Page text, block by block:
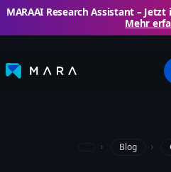
MARAAI Research Assistant –
Mehr
Blog